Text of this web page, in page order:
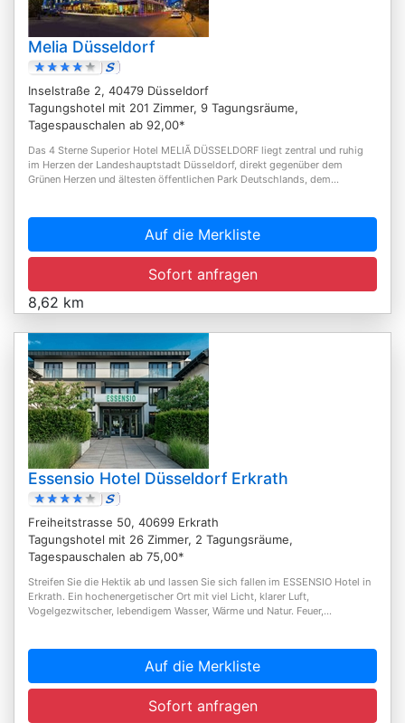
Melia Düsseldorf
Inselstraße 2, 40479 Düsseldorf
Tagungshotel mit 201 Zimmer, 9 Tagungsräume,
Tagespauschalen ab 92,00*
Das 4 Sterne Superior Hotel MELIÃ DÜSSELDORF liegt zentral und ruhig
im Herzen der Landeshauptstadt Düsseldorf, direkt gegenüber dem
Grünen Herzen und ältesten öffentlichen Park Deutschlands, dem...
Auf die Merkliste
Sofort anfragen
8,62 km
Essensio Hotel Düsseldorf Erkrath
Freiheitstrasse 50, 40699 Erkrath
Tagungshotel mit 26 Zimmer, 2 Tagungsräume,
Tagespauschalen ab 75,00*
Streifen Sie die Hektik ab und lassen Sie sich fallen im ESSENSIO Hotel in
Erkrath. Ein hochenergetischer Ort mit viel Licht, klarer Luft,
Vogelgezwitscher, lebendigem Wasser, Wärme und Natur. Feuer,...
Auf die Merkliste
Sofort anfragen